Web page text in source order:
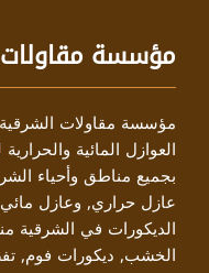
مؤسسة
العوازل المائية
بجميع مناطق وأحياء
عازل حراري, وعازل
الديكورات في الشرقية
الخشب, ديكورات فوم,